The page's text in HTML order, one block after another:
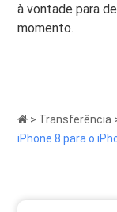
à vontade para
momento.
> Transferência
iPhone 8 para o